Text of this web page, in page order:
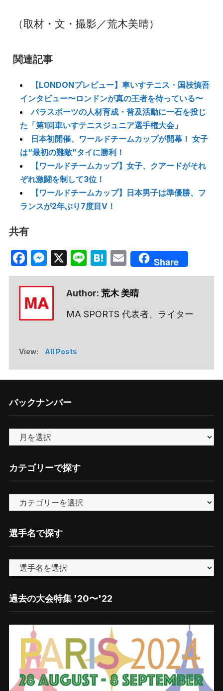
（取材・文・撮影／荒木美晴）
関連記事
【LONDONプレビュー】車いすテニス・国枝慎吾
インタビュー〜ロンドンが真の王者を待っている〜
パラスポーツの人材育成・普及活動に一石を投じ
た「第1回車いすテニスジュニア選手権大会」
日本初開催、ワールドチームカップが開幕！ 女子
は“最初の難敵”タイに勝利！
【ワールドチームカップ】女子、クアードがそれ
ぞれ激闘を制して3位！
【ワールドチームカップ】日本男子は準優勝、フ
ランスが2年ぶり7度目V！
共有
Facebook
Messenger
X LineHatena
EmailShare
Author: 荒木 美晴
MA SPORTS 代表者、ライター
View: All Posts
バックナンバー
ッ
ク
ナ
カテゴリーで探す
テ
ゴ
リ
す
選手名で探す
過去の大会特集 '20〜'22